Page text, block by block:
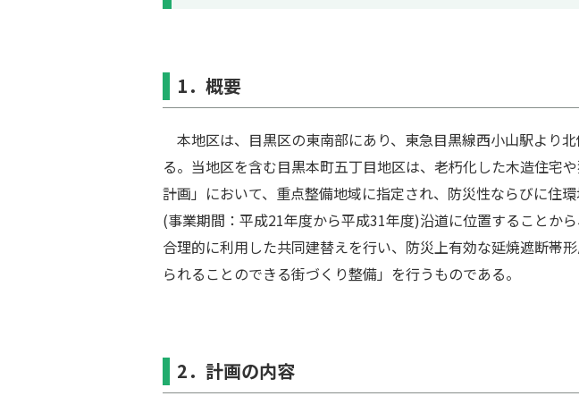
1．概要
本地区は、⽬黒区の東南部にあり、東急⽬黒線⻄⼩⼭駅より
る。当地区を含む⽬黒本町五丁⽬地区は、⽼朽化した⽊造住宅
計画」において、重点整備地域に指定され、防災性ならびに住
(事業期間：平成21年度から平成31年度)沿道に位置することか
合理的に利⽤した共同建替えを⾏い、防災上有効な延焼遮断帯
られることのできる街づくり整備」を⾏うものである。
2．計画の内容